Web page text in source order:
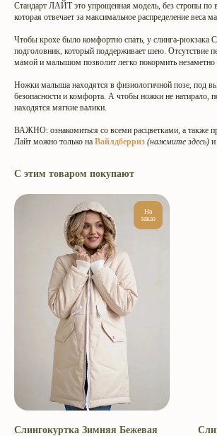
Стандарт ЛАЙТ это упрощенная модель, без стропы по
которая отвечает за максимальное распределение веса
Чтобы крохе было комфортно спать, у слинга-рюкзака
подголовник, который поддерживает шею. Отсутствие
мамой и малышом позволит легко покормить
Ножки малыша находятся в физиологичной позе, под
безопасности и комфорта. А чтобы ножки не натирало,
находятся мягкие валики.
ВАЖНО: ознакомиться со всеми расцветками, а также
Лайт можно только на Вайлдберриз (нажмите здесь) и
С этим товаром покупают
На
заказ
Слингокуртка Зимняя Бежевая
Адрес производства: г. Череповец
ул. Архангельская 3А. ИП Головкина
Ульяна Александровна ОГРН ИП
309 352 833 100 101.
Интернет-магазин эргорюкзаков
и май-слингов с рождения.
Превращаем вес малышей
в пушинку с 2009 года.